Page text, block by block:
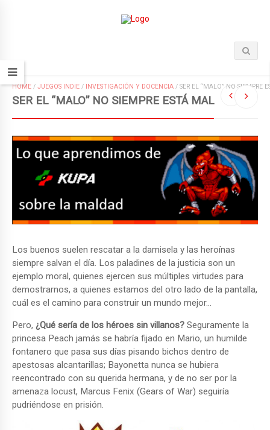
HOME / JUEGOS INDIE / INVESTIGACIÓN Y DOCENCIA / SER EL “MALO” NO SIEMPRE
SER EL “MALO” NO SIEMPRE ESTÁ MAL
Los buenos suelen rescatar a la damisela y las heroínas
siempre salvan el día. Los paladines de la justicia son un
ejemplo moral, quienes ejercen sus múltiples virtudes para
demostrarnos, a quienes estamos del otro lado de la pantalla,
cuál es el camino para construir un mundo mejor…
Pero, ¿Qué sería de los héroes sin villanos? Seguramente la
princesa Peach jamás se habría fijado en Mario, un humilde
fontanero que pasa sus días pisando bichos dentro de
apestosas alcantarillas; Bayonetta nunca se hubiera
reencontrado con su querida hermana, y de no ser por la
amenaza locust, Marcus Fenix (Gears of War) seguiría
pudriéndose en prisión.